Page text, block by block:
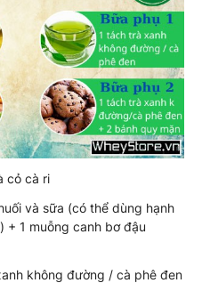
cỏ cà ri
và sữa (có thể dùng hạnh
+ 1 muỗng canh bơ đậu
không đường / cà phê đen